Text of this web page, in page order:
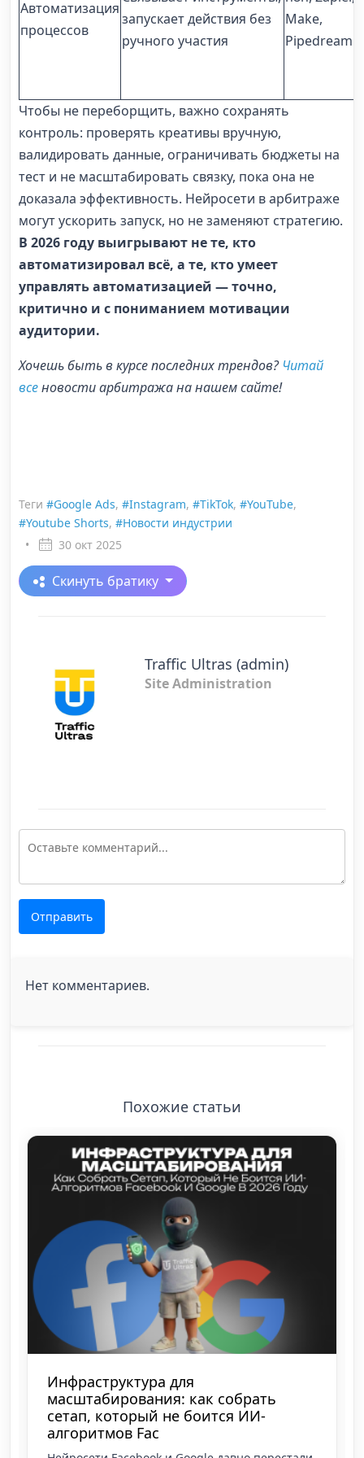
Автоматизация
процессов
запускает действия без
ручного участия
Make,
Pipedream
Чтобы не переборщить, важно сохранять
контроль: проверять креативы вручную,
валидировать данные, ограничивать бюджеты на
тест и не масштабировать связку, пока она не
доказала эффективность. Нейросети в арбитраже
могут ускорить запуск, но не заменяют стратегию.
В 2026 году выигрывают не те, кто
автоматизировал всё, а те, кто умеет
управлять автоматизацией — точно,
критично и с пониманием мотивации
аудитории.
Хочешь быть в курсе последних трендов? Читай
всеновости арбитражана нашем сайте!
Теги #Google Ads, #Instagram, #TikTok, #YouTube,
#Youtube Shorts, #Новости индустрии
•
30 окт 2025
Скинуть братику
Traffic Ultras (admin)
Site Administration
Отправить
Нет комментариев.
Похожие статьи
Арбитраж трафика
Где проходит граница между
дисциплиной и творчеством у
байеров: кейс арбитража трафика
Творчество дарит импульс, а дисциплина